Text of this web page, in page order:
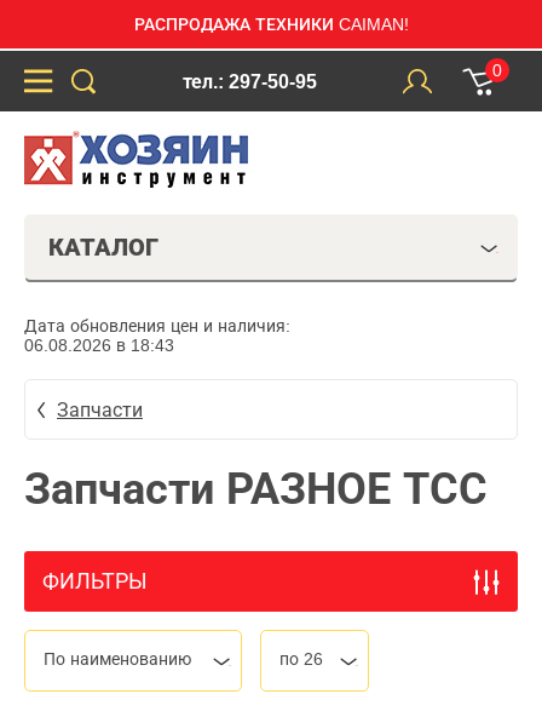
РАСПРОДАЖА ТЕХНИКИ CAIMAN!
тел.: 297-50-95
0
КАТАЛОГ
Дата обновления цен и наличия:
06.08.2026 в 18:43
Запчасти
Запчасти РАЗНОЕ ТСС
ФИЛЬТРЫ
По наименованию по 26